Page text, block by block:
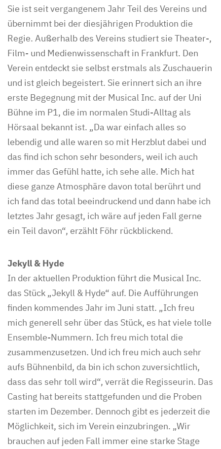
Sie ist seit vergangenem Jahr Teil des Vereins und
übernimmt bei der diesjährigen Produktion die
Regie. Außerhalb des Vereins studiert sie Theater-,
Film- und Medienwissenschaft in Frankfurt. Den
Verein entdeckt sie selbst erstmals als Zuschauerin
und ist gleich begeistert. Sie erinnert sich an ihre
erste Begegnung mit der Musical Inc. auf der Uni
Bühne im P1, die im normalen Studi-Alltag als
Hörsaal bekannt ist. „Da war einfach alles so
lebendig und alle waren so mit Herzblut dabei und
das find ich schon sehr besonders, weil ich auch
immer das Gefühl hatte, ich sehe alle. Mich hat
diese ganze Atmosphäre davon total berührt und
ich fand das total beeindruckend und dann habe ich
letztes Jahr gesagt, ich wäre auf jeden Fall gerne
ein Teil davon“, erzählt Föhr rückblickend.
Jekyll & Hyde
In der aktuellen Produktion führt die Musical Inc.
das Stück „Jekyll & Hyde“ auf. Die Aufführungen
finden kommendes Jahr im Juni statt. „Ich freu
mich generell sehr über das Stück, es hat viele tolle
Ensemble-Nummern. Ich freu mich total die
zusammenzusetzen. Und ich freu mich auch sehr
aufs Bühnenbild, da bin ich schon zuversichtlich,
dass das sehr toll wird“, verrät die Regisseurin. Das
Casting hat bereits stattgefunden und die Proben
starten im Dezember. Dennoch gibt es jederzeit die
Möglichkeit, sich im Verein einzubringen. „Wir
brauchen auf jeden Fall immer eine starke Stage